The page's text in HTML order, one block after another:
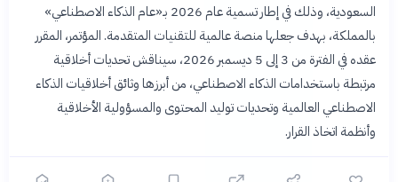
السعودية، وذلك في إطار تسمية عام 2026 بـ«عام الذكاء الاصطناعي»
بالمملكة، بهدف جعلها منصة عالمية للتقنيات المتقدمة. المؤتمر، المقرر
عقده في الفترة من 3 إلى 5 ديسمبر 2026، سيناقش تحديات أخلاقية
مرتبطة باستخدامات الذكاء الاصطناعي، من أبرزها وثائق أخلاقيات الذكاء
الاصطناعي العالمية وتحديات توليد المحتوى والمسؤولية الأخلاقية
وأنظمة اتخاذ القرار.